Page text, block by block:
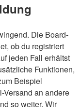
Die Board-
ob du registriert
jeden Fall erhältst
Funktionen,
Beispiel
Versand an andere
so weiter. Wir